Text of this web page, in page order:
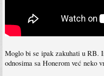
Moglo bi se ipak zakuhati u RB.
odnosima sa Honerom već neko